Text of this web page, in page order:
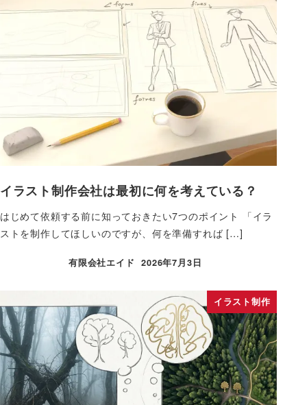
イラスト制作会社は最初に何を考えている？
はじめて依頼する前に知っておきたい7つのポイント 「イラ
ストを制作してほしいのですが、何を準備すれば […]
有限会社エイド 2026年7月3日
イラスト制作